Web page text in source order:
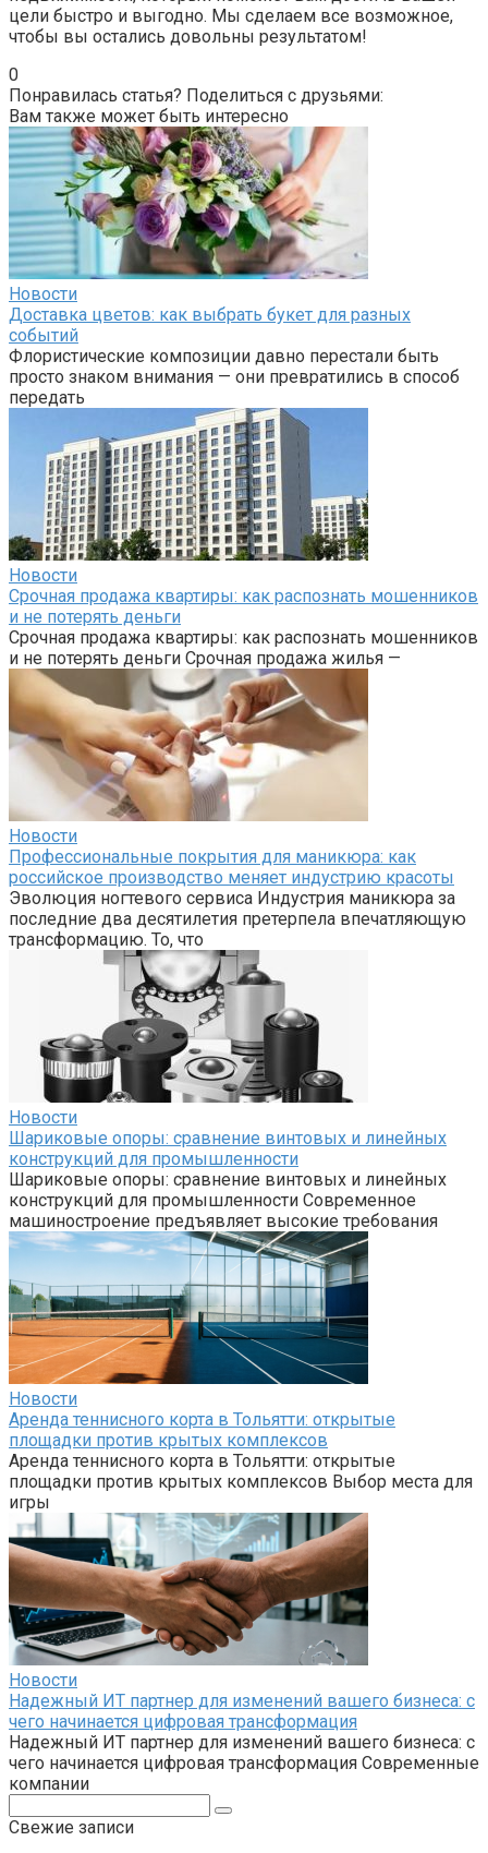
цели быстро и выгодно. Мы сделаем все возможное,
чтобы вы остались довольны результатом!
0
Понравилась статья? Поделиться с друзьями:
Вам также может быть интересно
Новости
Доставка цветов: как выбрать букет для разных
событий
Флористические композиции давно перестали быть
просто знаком внимания — они превратились в способ
передать
Новости
Срочная продажа квартиры: как распознать мошенников
и не потерять деньги
Срочная продажа квартиры: как распознать мошенников
и не потерять деньги Срочная продажа жилья —
Новости
Профессиональные покрытия для маникюра: как
российское производство меняет индустрию красоты
Эволюция ногтевого сервиса Индустрия маникюра за
последние два десятилетия претерпела впечатляющую
трансформацию. То, что
Новости
Шариковые опоры: сравнение винтовых и линейных
конструкций для промышленности
Шариковые опоры: сравнение винтовых и линейных
конструкций для промышленности Современное
машиностроение предъявляет высокие требования
Новости
Аренда теннисного корта в Тольятти: открытые
площадки против крытых комплексов
Аренда теннисного корта в Тольятти: открытые
площадки против крытых комплексов Выбор места для
игры
Новости
Надежный ИТ партнер для изменений вашего бизнеса: с
чего начинается цифровая трансформация
Надежный ИТ партнер для изменений вашего бизнеса: с
чего начинается цифровая трансформация Современные
компании
Свежие записи